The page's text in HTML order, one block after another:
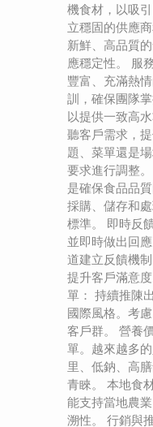
機食材，以吸
立穩固的供應
新鮮、高品質
應穩定性。 服
豐富、充滿熱
訓，確保團隊
以提供一致高
聽客戶需求，
題、菜單還是
要求進行調整
是確保食品品
採購、儲存和
標準。 即時反
並即時做出回
道建立反饋機
提升客戶滿意
單： 持續推陳
國際風格。考
客戶群。 營養
單。越來越多
里、低鈉、高
青睞。 本地食
能支持當地農
溯性。 行銷與